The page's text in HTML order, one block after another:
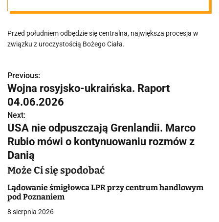
ruchu!
Przed południem odbędzie się centralna, największa procesja w
związku z uroczystością Bożego Ciała.
N
a
w
i
g
a
c
j
Previous:
Wojna rosyjsko-ukraińska. Raport
04.06.2026
Next:
USA nie odpuszczają Grenlandii. Marco
Rubio mówi o kontynuowaniu rozmów z
Danią
Może Ci się spodobać
Lądowanie śmigłowca LPR przy centrum handlowym
pod Poznaniem
8 sierpnia 2026